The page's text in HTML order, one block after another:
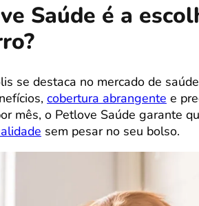
Saúde é a
se destaca no mercado de
cobertura abrangente e
mês, o Petlove Saúde garante
sem pesar no seu bolso.